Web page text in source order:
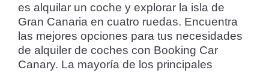
es alquilar un coche y explorar la isla de
Gran Canaria en cuatro ruedas. Encuentra
las mejores opciones para tus necesidades
de alquiler de coches con Booking Car
Canary. La mayoría de los principales